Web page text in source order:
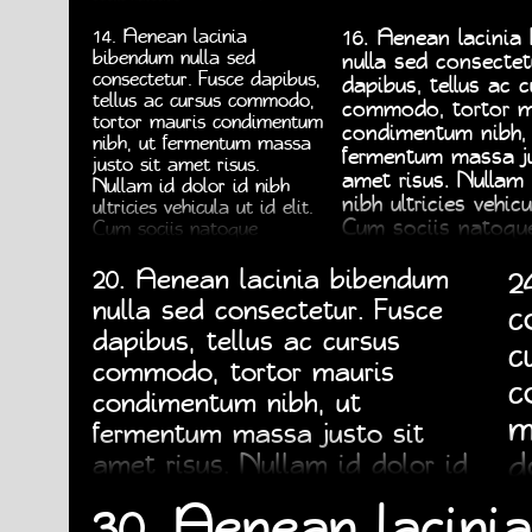
ridiculus mus.
pharetra augue.
parturient montes,
nascetur ridiculus mus.
Nulla vitae elit libero, a
pharetra augue.
libero, a pharetra augue.
14. Aenean lacinia
bibendum nulla sed
consectetur. Fusce dapibus,
tellus ac cursus commodo,
tortor mauris condimentum
nibh, ut fermentum massa
justo sit amet risus.
Nullam id dolor id nibh
ultricies vehicula ut id elit.
Cum sociis natoque
parturient montes,
nascetur ridiculus mus.
Nulla vitae elit libero, a
pharetra augue.
16. Aenean lacinia
nulla sed
dapibus, tellus ac
commodo, tortor
condimentum
fermentum massa
amet risus.
nibh ultricies
Cum sociis
montes, nascetur
Nulla vitae elit
pharetra augue.
20. Aenean lacinia bibendum
nulla sed consectetur. Fusce
dapibus, tellus ac cursus
commodo, tortor mauris
condimentum nibh, ut
fermentum massa justo sit
amet risus. Nullam id dolor id
nibh ultricies vehicula ut id elit.
Cum sociis natoque penatibus